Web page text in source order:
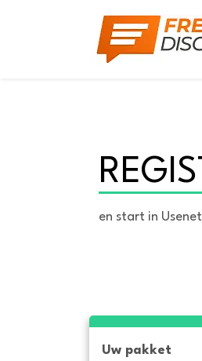
en start in Usenet
Uw pakket